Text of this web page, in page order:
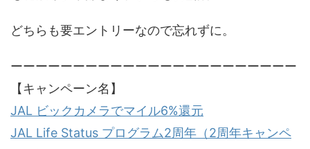
どちらも要エントリーなので忘れずに。
ーーーーーーーーーーーーーーーーーーーーーーー
【キャンペーン名】
JAL ビックカメラでマイル6%還元
JAL Life Status プログラム2周年（2周年キャンペ